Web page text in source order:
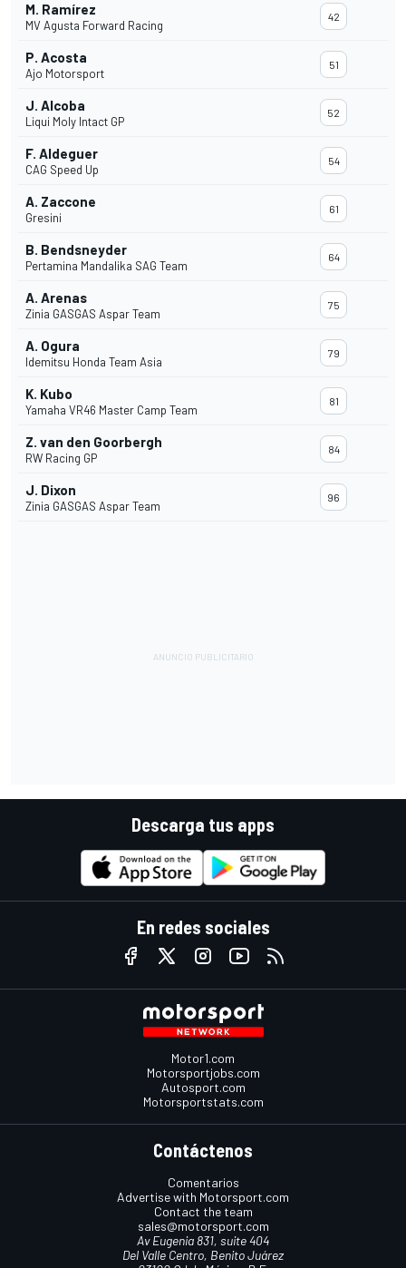
M. Ramírez
MV Agusta Forward Racing
42
P. Acosta
Ajo Motorsport
51
J. Alcoba
Liqui Moly Intact GP
52
F. Aldeguer
CAG Speed Up
54
A. Zaccone
Gresini
61
B. Bendsneyder
Pertamina Mandalika SAG Team
64
A. Arenas
Zinia GASGAS Aspar Team
75
A. Ogura
Idemitsu Honda Team Asia
79
K. Kubo
Yamaha VR46 Master Camp Team
81
Z. van den Goorbergh
RW Racing GP
84
J. Dixon
Zinia GASGAS Aspar Team
96
Descarga tus apps
En redes sociales
Motor1.com
Motorsportjobs.com
Autosport.com
Motorsportstats.com
Contáctenos
Comentarios
Advertise with Motorsport.com
Contact the team
sales@motorsport.com
Av Eugenia 831, suite 404
Del Valle Centro, Benito Juárez